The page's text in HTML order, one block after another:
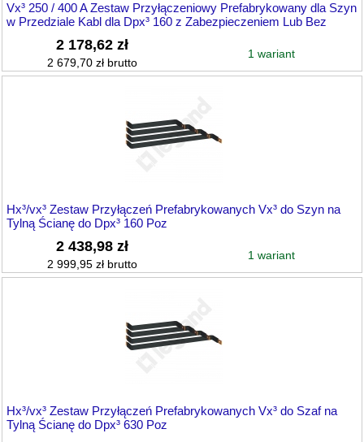
Vx³ 250 / 400 A Zestaw Przyłączeniowy Prefabrykowany dla Szyn
w Przedziale Kabl dla Dpx³ 160 z Zabezpieczeniem Lub Bez
2 178,62 zł
2 679,70 zł brutto
1 wariant
Hx³/vx³ Zestaw Przyłączeń Prefabrykowanych Vx³ do Szyn na
Tylną Ścianę do Dpx³ 160 Poz
2 438,98 zł
2 999,95 zł brutto
1 wariant
Hx³/vx³ Zestaw Przyłączeń Prefabrykowanych Vx³ do Szaf na
Tylną Ścianę do Dpx³ 630 Poz